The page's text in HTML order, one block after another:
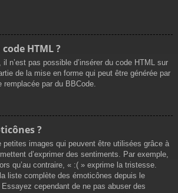
HTML ?
n’est pas possible d’insérer du code HTML sur
de la mise en forme qui peut être générée par
remplacée par du BBCode.
?
petites images qui peuvent être utilisées grâce à
d’exprimer des sentiments. Par exemple,
qu’au contraire, « :( » exprime la tristesse.
liste complète des émoticônes depuis le
cependant de ne pas abuser des